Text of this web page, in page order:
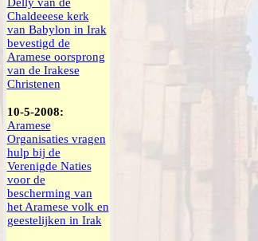
Chaldeeese kerk
van Babylon in Irak
bevestigd de
Aramese oorsprong
van de Irakese
Christenen
10-5-2008:
Aramese
Organisaties vragen
hulp bij de
Verenigde Naties
voor de
bescherming van
het Aramese volk en
geestelijken in Irak